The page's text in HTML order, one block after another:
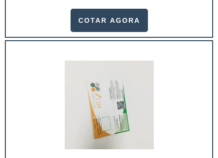
clientes, as caixas para cosméticos são projetadas
divulgação dos mesmos.Segmentos que utilizam a
desenvolvimento de embalagens; Agências de propa.
COTAR AGORA